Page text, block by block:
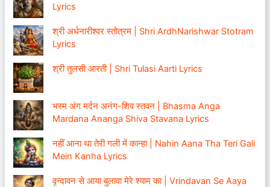
Lyrics
श्री अर्धनारीश्वर स्तोत्रम | Shri ArdhNarishwar Stotram
Lyrics
श्री तुलसी आरती | Shri Tulasi Aarti Lyrics
भस्म अंग मर्दन अनंग-शिव स्तवन | Bhasma Anga
Mardana Ananga Shiva Stavana Lyrics
नहीं आना था तेरी गली में कान्हा | Nahin Aana Tha Teri Gali
Mein Kanha Lyrics
वृन्दावन से आया बुलावा मेरे श्याम का | Vrindavan Se Aaya